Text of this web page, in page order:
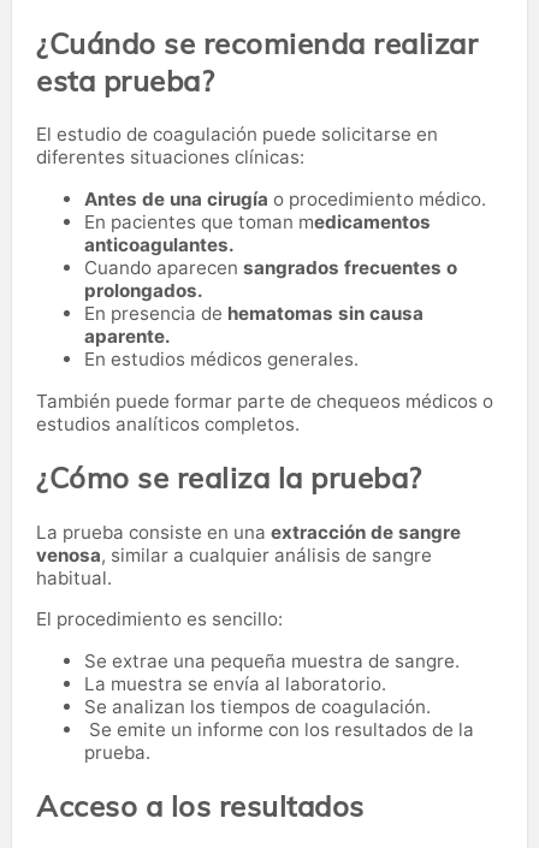
¿Cuándo se recomienda realizar
esta prueba?
El estudio de coagulación puede solicitarse en
diferentes situaciones clínicas:
Antes de una cirugía o procedimiento médico.
En pacientes que toman medicamentos
anticoagulantes.
Cuando aparecen sangrados frecuentes o
prolongados.
En presencia de hematomas sin causa
aparente.
En estudios médicos generales.
También puede formar parte de chequeos médicos o
estudios analíticos completos.
¿Cómo se realiza la prueba?
La prueba consiste en una extracción de sangre
venosa, similar a cualquier análisis de sangre
habitual.
El procedimiento es sencillo:
Se extrae una pequeña muestra de sangre.
La muestra se envía al laboratorio.
Se analizan los tiempos de coagulación.
Se emite un informe con los resultados de la
prueba.
Acceso a los resultados